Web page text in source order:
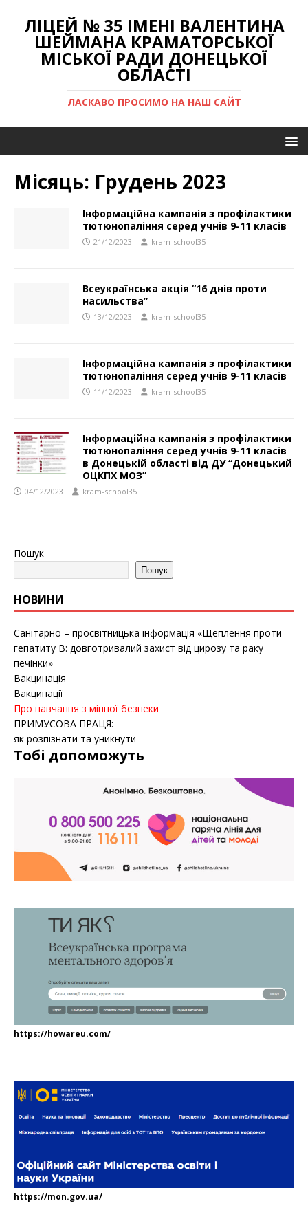
ЛІЦЕЙ № 35 ІМЕНІ ВАЛЕНТИНА
ШЕЙМАНА КРАМАТОРСЬКОЇ
МІСЬКОЇ РАДИ ДОНЕЦЬКОЇ
ОБЛАСТІ
ЛАСКАВО ПРОСИМО НА НАШ САЙТ
Місяць: Грудень 2023
Інформаційна кампанія з профілактики
тютюнопаління серед учнів 9-11 класів
21/12/2023 kram-school35
Всеукраїнська акція “16 днів проти
насильства”
13/12/2023 kram-school35
Інформаційна кампанія з профілактики
тютюнопаління серед учнів 9-11 класів
11/12/2023 kram-school35
Інформаційна кампанія з профілактики
тютюнопаління серед учнів 9-11 класів
в Донецькій області від ДУ “Донецький
ОЦКПХ МОЗ”
04/12/2023 kram-school35
Пошук
Пошук
НОВИНИ
Санітарно – просвітницька інформація «Щеплення проти
гепатиту B: довготривалий захист від цирозу та раку
печінки»
Вакцинація
Вакцинації
Про навчання з мінної безпеки
ПРИМУСОВА ПРАЦЯ:
як розпізнати та уникнути
Тобі допоможуть
https://howareu.com/
https://mon.gov.ua/